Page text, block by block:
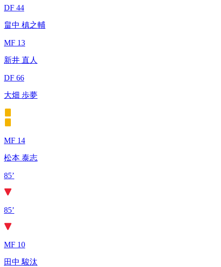
DF 44
畠中 槙之輔
MF 13
新井 直人
DF 66
大畑 歩夢
MF 14
松本 泰志
85’
85’
MF 10
田中 駿汰